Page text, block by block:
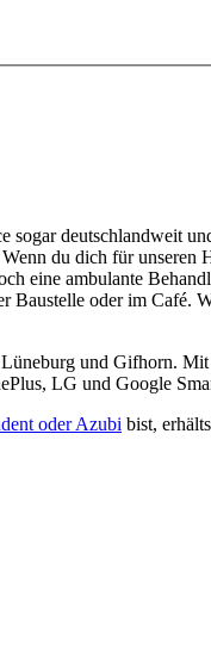
deutschlandweit
du dich für
eine ambulante
oder im Café.
und Gifhorn.
LG und Google
oder Azubi bist,